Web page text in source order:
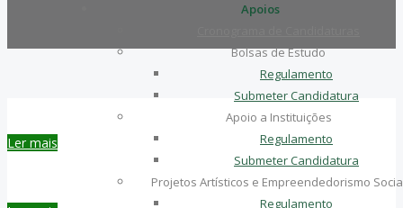
Apoios
Bolsas de Estudo
Regulamento
Submeter Candidatura
Apoio a Instituições
Regulamento
Submeter Candidatura
Projetos Artísticos e Empreendedorismo
Regulamento
Ler mais